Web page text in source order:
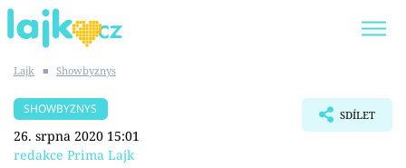
SHOPAHOLICADEL
Lajk ■ Showbyznys
SHOWBYZNYS
26. srpna 2020 15:01
redakce Prima Lajk
SDÍLET